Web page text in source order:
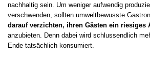
nachhaltig sein. Um weniger aufwendig
verschwenden, sollten umweltbewusste
darauf verzichten, ihren Gästen ein riesiges
anzubieten. Denn dabei wird schlussendlich
Ende tatsächlich konsumiert.